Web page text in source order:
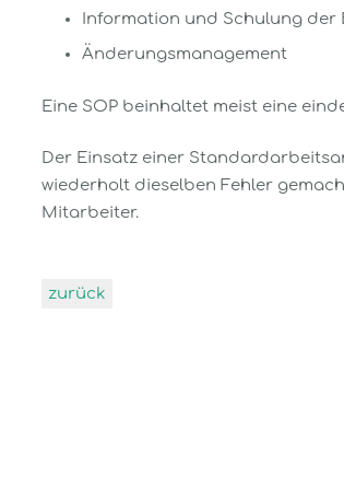
Information und Schulung der
Änderungsmanagement
Eine SOP beinhaltet meist eine
Der Einsatz einer
wiederholt dieselben Fehler
Mitarbeiter.
zurück